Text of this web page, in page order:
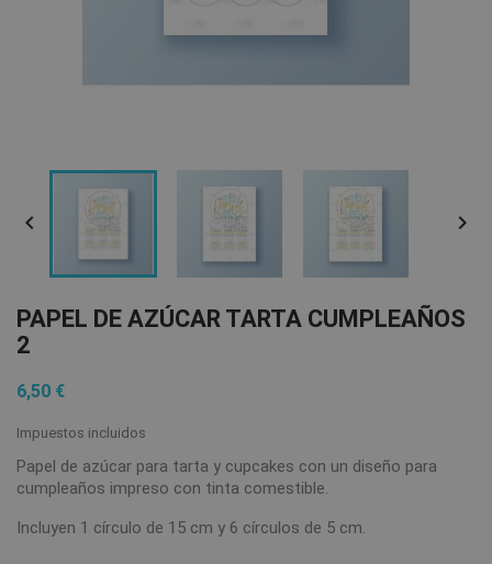
 
PAPEL DE AZÚCAR TARTA CUMPLEAÑOS
2
6,50 €
Impuestos incluidos
Papel de azúcar para tarta y cupcakes con un diseño para
cumpleaños impreso con tinta comestible.
Incluyen 1 círculo de 15 cm y 6 círculos de 5 cm.